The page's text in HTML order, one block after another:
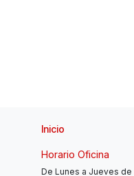
Inicio
Horario Oficina
De Lunes a Jueves de